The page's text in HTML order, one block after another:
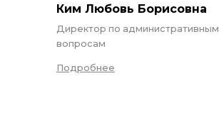
Ким Любовь Борисовна
Директор по административным
вопросам
Подробнее